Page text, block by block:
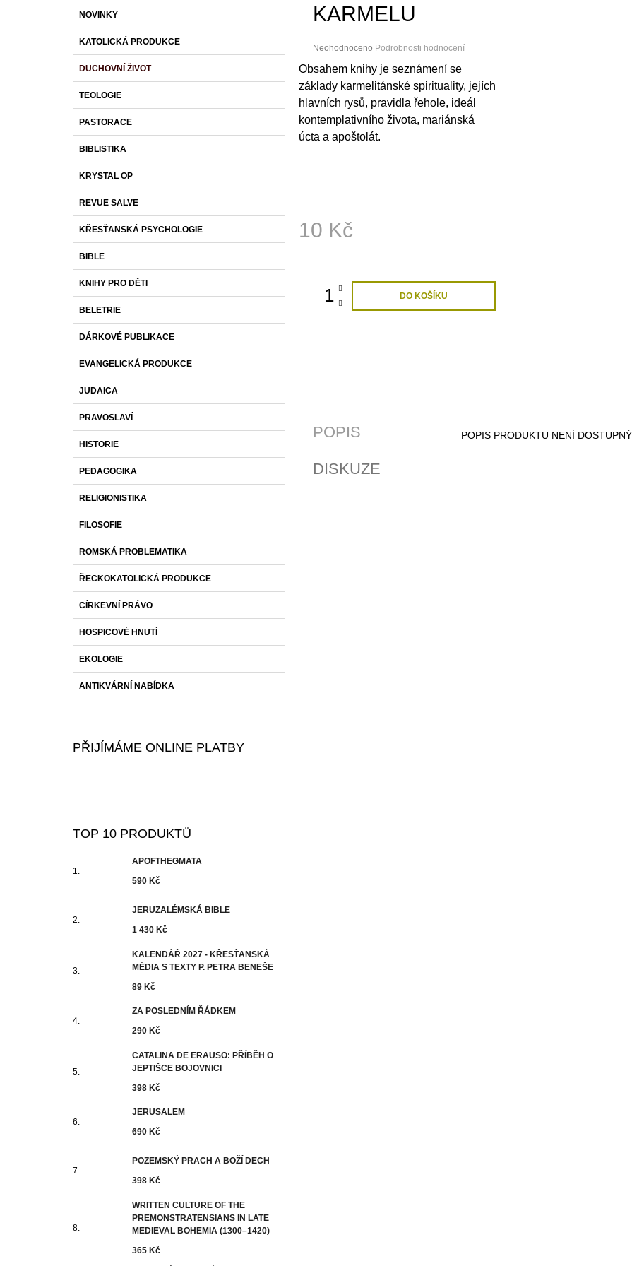
kategorie
K
A
T
E
G
O
R
E
NOVINKY
KATOLICKÁ PRODUKCE
DUCHOVNÍ ŽIVOT
TEOLOGIE
PASTORACE
BIBLISTIKA
KRYSTAL OP
REVUE SALVE
KŘESŤANSKÁ PSYCHOLOGIE
BIBLE
KNIHY PRO DĚTI
BELETRIE
DÁRKOVÉ PUBLIKACE
EVANGELICKÁ PRODUKCE
JUDAICA
PRAVOSLAVÍ
HISTORIE
PEDAGOGIKA
RELIGIONISTIKA
FILOSOFIE
ROMSKÁ PROBLEMATIKA
ŘECKOKATOLICKÁ PRODUKCE
CÍRKEVNÍ PRÁVO
HOSPICOVÉ HNUTÍ
EKOLOGIE
ANTIKVÁRNÍ NABÍDKA
PŘIJÍMÁME ONLINE PLATBY
TOP 10 PRODUKTŮ
APOFTHEGMATA
590 Kč
JERUZALÉMSKÁ BIBLE
1 430 Kč
KALENDÁŘ 2027 - KŘESŤANSKÁ
MÉDIA S TEXTY P. PETRA BENEŠE
89 Kč
ZA POSLEDNÍM ŘÁDKEM
290 Kč
CATALINA DE ERAUSO: PŘÍBĚH O
JEPTIŠCE BOJOVNICI
398 Kč
JERUSALEM
690 Kč
POZEMSKÝ PRACH A BOŽÍ DECH
398 Kč
WRITTEN CULTURE OF THE
PREMONSTRATENSIANS IN LATE
MEDIEVAL BOHEMIA (1300–1420)
365 Kč
KARMELU
Průměrné
produktu
je
0,0
5
hvězdiček.
Neohodnoceno Podrobnosti hodnocení
Obsahem knihy je seznámení se
základy karmelitánské spirituality, jejích
hlavních rysů, pravidla řehole, ideál
kontemplativního života, mariánská
úcta a apoštolát.
10 Kč
DO KOŠÍKU
POPIS
DISKUZE
POPIS PRODUKTU NENÍ DOSTUPNÝ
1 430 Kč